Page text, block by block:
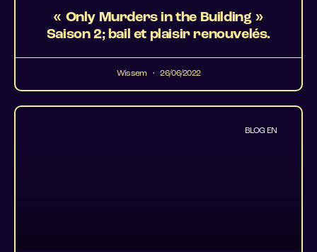
« Only Murders in the Building »
Saison 2; bail et plaisir renouvelés.
Wissem 26/06/2022
BLOG EN